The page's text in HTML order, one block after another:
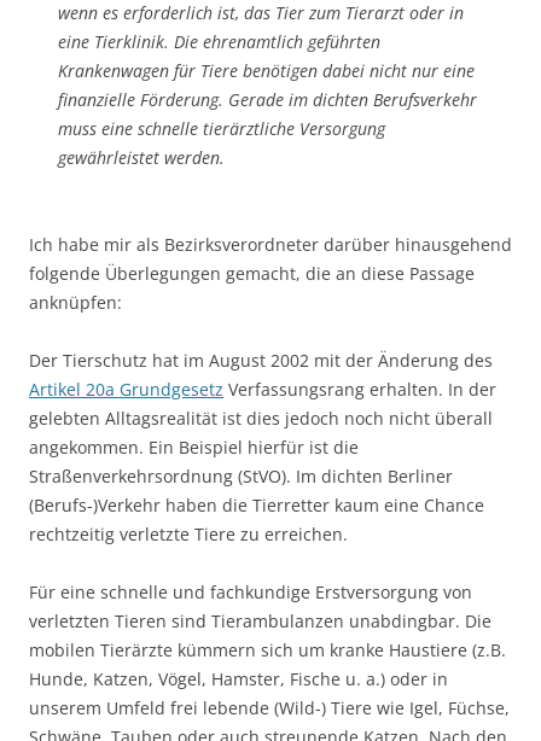
wenn es erforderlich ist, das Tier zum Tierarzt oder in
eine Tierklinik. Die ehrenamtlich geführten
Krankenwagen für Tiere benötigen dabei nicht nur eine
finanzielle Förderung. Gerade im dichten Berufsverkehr
muss eine schnelle tierärztliche Versorgung
gewährleistet werden.
Ich habe mir als Bezirksverordneter darüber hinausgehend
folgende Überlegungen gemacht, die an diese Passage
anknüpfen:
Der Tierschutz hat im August 2002 mit der Änderung des
Artikel 20a Grundgesetz Verfassungsrang erhalten. In der
gelebten Alltagsrealität ist dies jedoch noch nicht überall
angekommen. Ein Beispiel hierfür ist die
Straßenverkehrsordnung (StVO). Im dichten Berliner
(Berufs-)Verkehr haben die Tierretter kaum eine Chance
rechtzeitig verletzte Tiere zu erreichen.
Für eine schnelle und fachkundige Erstversorgung von
verletzten Tieren sind Tierambulanzen unabdingbar. Die
mobilen Tierärzte kümmern sich um kranke Haustiere (z.B.
Hunde, Katzen, Vögel, Hamster, Fische u. a.) oder in
unserem Umfeld frei lebende (Wild-) Tiere wie Igel, Füchse,